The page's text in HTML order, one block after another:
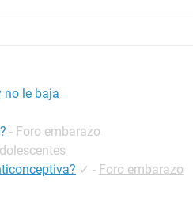
no le baja
- Foro embarazo
✓ - Foro embarazo